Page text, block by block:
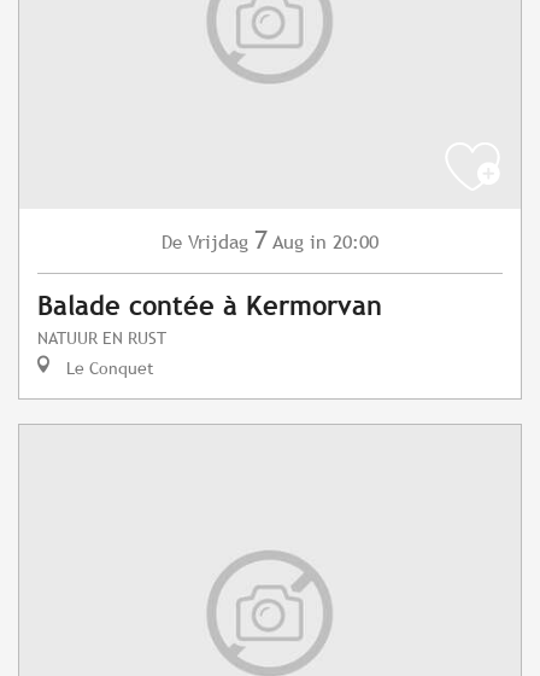
De Vrijdag 7 Aug in 20:00
Balade contée à Kermorvan
NATUUR EN RUST
Le Conquet